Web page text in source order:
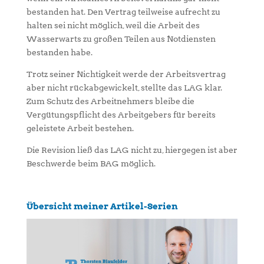
bestanden hat. Den Vertrag teilweise aufrecht zu
halten sei nicht möglich, weil die Arbeit des
Wasserwarts zu großen Teilen aus Notdiensten
bestanden habe.
Trotz seiner Nichtigkeit werde der Arbeitsvertrag
aber nicht rückabgewickelt, stellte das LAG klar.
Zum Schutz des Arbeitnehmers bleibe die
Vergütungspflicht des Arbeitgebers für bereits
geleistete Arbeit bestehen.
Die Revision ließ das LAG nicht zu, hiergegen ist aber
Beschwerde beim BAG möglich.
Übersicht meiner Artikel-Serien